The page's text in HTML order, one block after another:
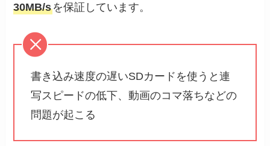
30MB/sを保証しています。
書き込み速度の遅いSDカードを使うと連
写スピードの低下、動画のコマ落ちなどの
問題が起こる